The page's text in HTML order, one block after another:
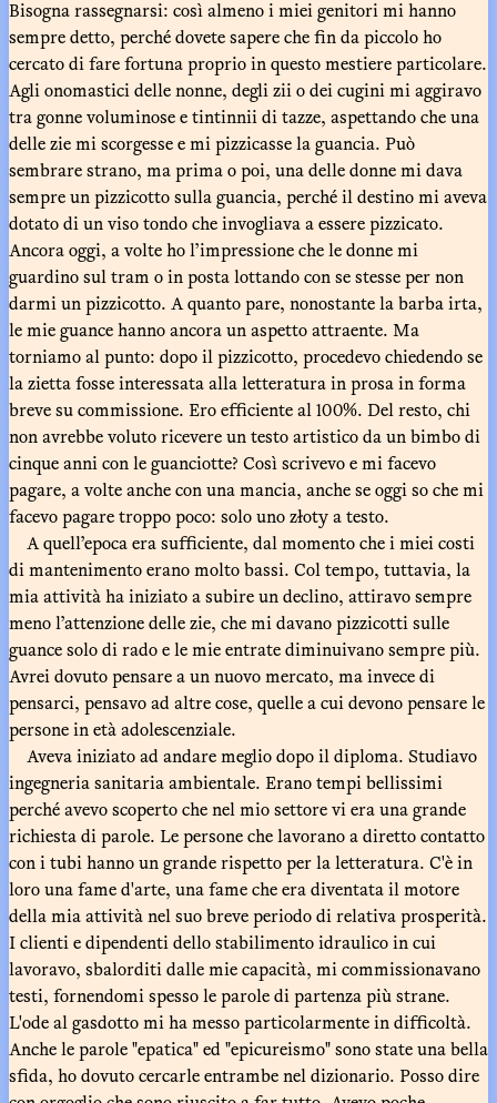
Bisogna rassegnarsi: così almeno i miei genitori mi hanno
sempre detto, perché dovete sapere che fin da piccolo ho
cercato di fare fortuna proprio in questo mestiere particolare.
Agli onomastici delle nonne, degli zii o dei cugini mi aggiravo
tra gonne voluminose e tintinnii di tazze, aspettando che una
delle zie mi scorgesse e mi pizzicasse la guancia. Può
sembrare strano, ma prima o poi, una delle donne mi dava
sempre un pizzicotto sulla guancia, perché il destino mi aveva
dotato di un viso tondo che invogliava a essere pizzicato.
Ancora oggi, a volte ho l’impressione che le donne mi
guardino sul tram o in posta lottando con se stesse per non
darmi un pizzicotto. A quanto pare, nonostante la barba irta,
le mie guance hanno ancora un aspetto attraente. Ma
torniamo al punto: dopo il pizzicotto, procedevo chiedendo se
la zietta fosse interessata alla letteratura in prosa in forma
breve su commissione. Ero efficiente al 100%. Del resto, chi
non avrebbe voluto ricevere un testo artistico da un bimbo di
cinque anni con le guanciotte? Così scrivevo e mi facevo
pagare, a volte anche con una mancia, anche se oggi so che mi
facevo pagare troppo poco: solo uno złoty a testo.
A quell’epoca era sufficiente, dal momento che i miei costi
di mantenimento erano molto bassi. Col tempo, tuttavia, la
mia attività ha iniziato a subire un declino, attiravo sempre
meno l’attenzione delle zie, che mi davano pizzicotti sulle
guance solo di rado e le mie entrate diminuivano sempre più.
Avrei dovuto pensare a un nuovo mercato, ma invece di
pensarci, pensavo ad altre cose, quelle a cui devono pensare le
persone in età adolescenziale.
Aveva iniziato ad andare meglio dopo il diploma. Studiavo
ingegneria sanitaria ambientale. Erano tempi bellissimi
perché avevo scoperto che nel mio settore vi era una grande
richiesta di parole. Le persone che lavorano a diretto contatto
con i tubi hanno un grande rispetto per la letteratura. C'è in
loro una fame d'arte, una fame che era diventata il motore
della mia attività nel suo breve periodo di relativa prosperità.
I clienti e dipendenti dello stabilimento idraulico in cui
lavoravo, sbalorditi dalle mie capacità, mi commissionavano
testi, fornendomi spesso le parole di partenza più strane.
L'ode al gasdotto mi ha messo particolarmente in difficoltà.
Anche le parole "epatica" ed "epicureismo" sono state una bella
sfida, ho dovuto cercarle entrambe nel dizionario. Posso dire